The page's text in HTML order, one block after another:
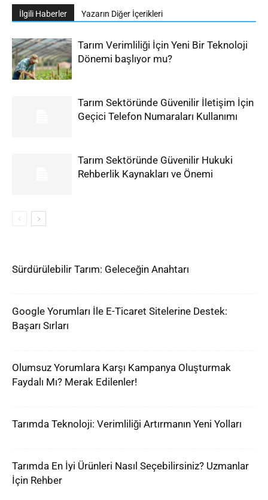
İlgili Haberler Yazarın Diğer İçerikleri
Tarım Verimliliği İçin Yeni Bir Teknoloji
Dönemi başlıyor mu?
Tarım Sektöründe Güvenilir İletişim İçin
Geçici Telefon Numaraları Kullanımı
Tarım Sektöründe Güvenilir Hukuki
Rehberlik Kaynakları ve Önemi
Sürdürülebilir Tarım: Geleceğin Anahtarı
Google Yorumları İle E-Ticaret Sitelerine Destek:
Başarı Sırları
Olumsuz Yorumlara Karşı Kampanya Oluşturmak
Faydalı Mı? Merak Edilenler!
Tarımda Teknoloji: Verimliliği Artırmanın Yeni Yolları
Tarımda En İyi Ürünleri Nasıl Seçebilirsiniz? Uzmanlar
İçin Rehber